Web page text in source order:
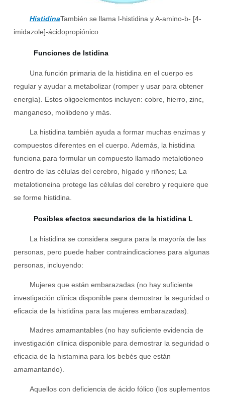
HistidinaTambién se llama l-histidina y A-amino-b- [4-
imidazole]-ácidopropiónico.
Funciones de Istidina
Una función primaria de la histidina en el cuerpo es
regular y ayudar a metabolizar (romper y usar para obtener
energía). Estos oligoelementos incluyen: cobre, hierro, zinc,
manganeso, molibdeno y más.
La histidina también ayuda a formar muchas enzimas y
compuestos diferentes en el cuerpo. Además, la histidina
funciona para formular un compuesto llamado metalotioneo
dentro de las células del cerebro, hígado y riñones; La
metalotioneina protege las células del cerebro y requiere que
se forme histidina.
Posibles efectos secundarios de la histidina L
La histidina se considera segura para la mayoría de las
personas, pero puede haber contraindicaciones para algunas
personas, incluyendo:
Mujeres que están embarazadas (no hay suficiente
investigación clínica disponible para demostrar la seguridad o
eficacia de la histidina para las mujeres embarazadas).
Madres amamantables (no hay suficiente evidencia de
investigación clínica disponible para demostrar la seguridad o
eficacia de la histamina para los bebés que están
amamantando).
Aquellos con deficiencia de ácido fólico (los suplementos